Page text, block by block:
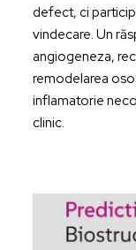
defect, ci
vindecare. Un
angiogeneza,
remodelarea
inflamatorie
clinic.